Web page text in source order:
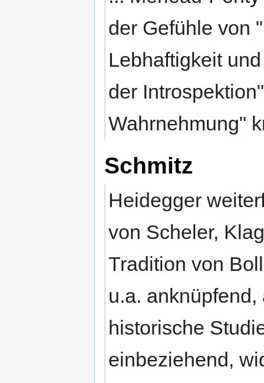
der Gefühle von
Lebhaftigkeit
der
Wahrnehmung"
Schmitz
Heidegger
von Scheler,
Tradition von
u.a.
historische
einbeziehend,